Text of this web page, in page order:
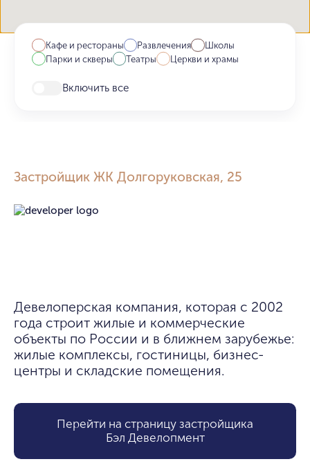
Кафе и рестораны Развлечения
Школы
Парки и скверы
Театры Церкви и храмы
Включить все
Застройщик ЖК Долгоруковская, 25
Девелоперская компания, которая с 2002
года строит жилые и коммерческие
объекты по России и в ближнем зарубежье:
жилые комплексы, гостиницы, бизнес-
центры и складские помещения.
Перейти на страницу застройщика
Бэл Девелопмент